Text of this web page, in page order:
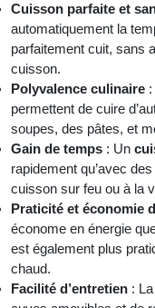
Cuisson parfaite et
automatiquement la
parfaitement cuit, sans
cuisson.
Polyvalence culinaire
permettent de cuire
soupes, des pâtes, et
Gain de temps : Un
rapidement qu’avec
cuisson sur feu ou à la
Praticité et économie
économe en énergie
est également plus
chaud.
Facilité d’entretien :